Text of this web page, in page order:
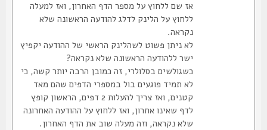
אז שם ללחוץ על מספר הדף האחרון, ואז למעלה
ללחוץ על הלינק לדלג להודעה הראשונה שלא
נקראה.
לא ניתן פשוט לשהלינק הראשי של ההודעה יקפיץ
ישר ללהודעה הראשונה שלא נקראה?
כשגולשים בסלולרי, זה כמובן הרבה יותר קשה, כי
לא תמיד פוגעים בול במספרי הדפים שהם מאד
קטנים, ואז צריך להעלות 2 דפים, הראשון קופץ
לדף שאינו אחרון, ואז ללחוץ על ההודעה האחרונה
שלא נקראה, וזה מעלה שוב את הדף האחרון.